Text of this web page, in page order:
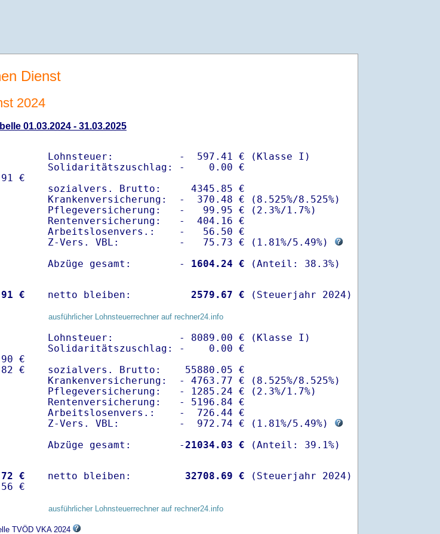
Dienst
2024
01.03.2024 - 31.03.2025
Lohnsteuer:           -  597.41 € (Klasse I)
Solidaritätszuschlag: -    0.00 €
sozialvers. Brutto:     4345.85 €
Krankenversicherung:  -  370.48 € (8.525%/8.525%)
Pflegeversicherung:   -   99.95 € (2.3%/1.7%)
Rentenversicherung:   -  404.16 €
Arbeitslosenvers.:    -   56.50 €
Z-Vers. VBL:          -   75.73 € ( 1.81%/5.49%)
Abzüge gesamt:        -
1604.24 €
€ netto bleiben: 2579.67 € (Steuerjahr 2024)
ausführlicher Lohnsteuerrechner auf rechner24.info
€
Lohnsteuer:           - 8089.00 € (Klasse I)
Solidaritätszuschlag: -    0.00 €
sozialvers. Brutto:    55880.05 €
Krankenversicherung:  - 4763.77 € (8.525%/8.525%)
Pflegeversicherung:   - 1285.24 € (2.3%/1.7%)
Rentenversicherung:   - 5196.84 €
Arbeitslosenvers.:    -  726.44 €
Z-Vers. VBL:          -  972.74 € ( 1.81%/5.49%)
Abzüge gesamt:        -21034.03 €
€
netto bleiben: 32708.69 € (Steuerjahr 2024)
ausführlicher Lohnsteuerrechner auf rechner24.info
TVÖD VKA 2024